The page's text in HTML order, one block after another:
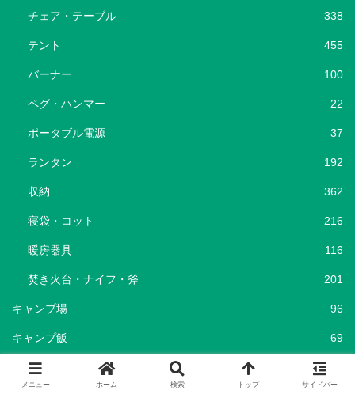
チェア・テーブル 338
テント 455
バーナー 100
ペグ・ハンマー 22
ポータブル電源 37
ランタン 192
収納 362
寝袋・コット 216
暖房器具 116
焚き火台・ナイフ・斧 201
キャンプ場 96
キャンプ飯 69
ショップ
メニュー ホーム 検索 トップ サイドバー